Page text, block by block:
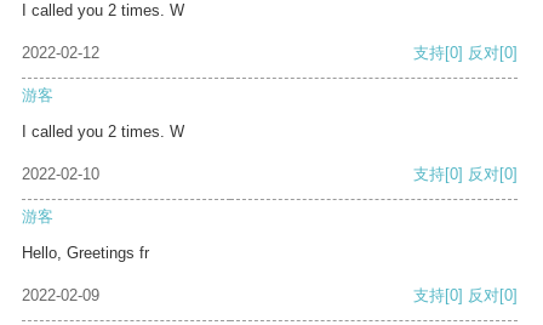
I called you 2 times. W
2022-02-12 支持[0] 反对[0]
游客
I called you 2 times. W
2022-02-10 支持[0] 反对[0]
游客
Hello, Greetings fr
2022-02-09 支持[0] 反对[0]